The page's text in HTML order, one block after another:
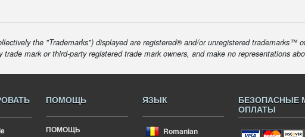
the "Trademarks") displayed are registered® and/or unregistered trademarks™
mark or third-party registered trade mark owners, and make no representations
ПОМОЩЬ
ПОМОЩЬ
ЯЗЫК
Romanian
БЕЗОПАСНЫЕ
ОПЛАТЫ